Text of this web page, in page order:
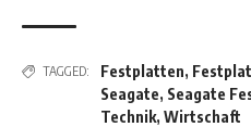
TAGGED: Festplatten,
Seagate, Seagate
Technik, Wirtschaft